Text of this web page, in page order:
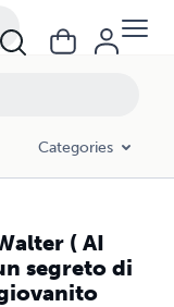
Categories
( AI
segreto di
il ringiovanito